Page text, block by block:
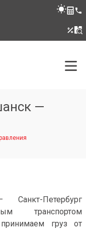
—
Петербург
транспортом
груз от